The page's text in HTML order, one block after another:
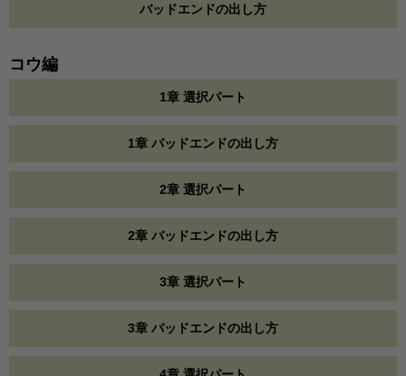
バッドエンドの出し方
コウ編
1章 選択パート
1章 バッドエンドの出し方
2章 選択パート
2章 バッドエンドの出し方
3章 選択パート
3章 バッドエンドの出し方